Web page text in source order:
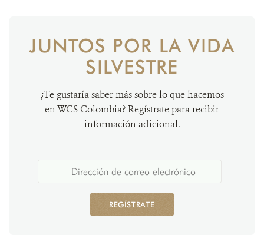
JUNTOS POR LA VIDA
SILVESTRE
¿Te gustaría saber más sobre lo que hacemos
en WCS Colombia? Regístrate para recibir
información adicional.
REGÍSTRATE